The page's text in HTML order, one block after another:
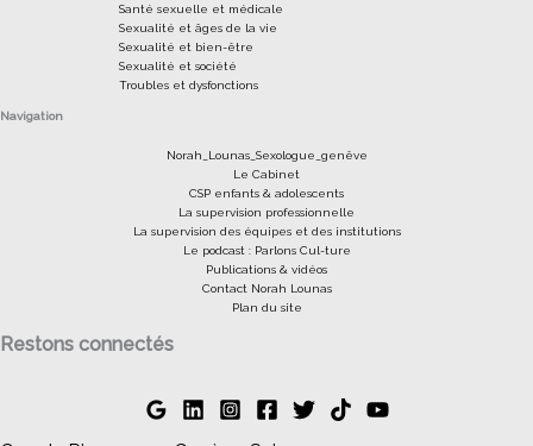
Santé sexuelle et médicale
Sexualité et âges de la vie
Sexualité et bien-être
Sexualité et société
Troubles et dysfonctions
Navigation
Norah_Lounas_Sexologue_genêve
Le Cabinet
CSP enfants & adolescents
La supervision professionnelle
La supervision des équipes et des institutions
Le podcast : Parlons Cul-ture
Publications & vidéos
Contact Norah Lounas
Plan du site
Restons connectés